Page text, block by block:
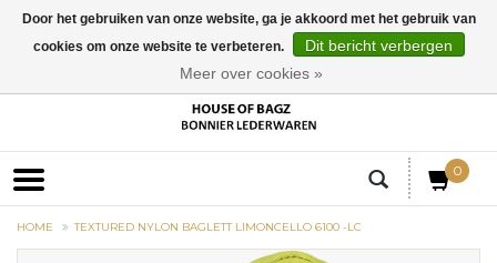
0
HOME TEXTURED NYLON BAGLETT LIMONCELLO 6100 -LC
Door het gebruiken van onze website, ga je akkoord met het gebruik van
cookies om onze website te verbeteren.
Dit bericht verbergen
Meer over cookies »